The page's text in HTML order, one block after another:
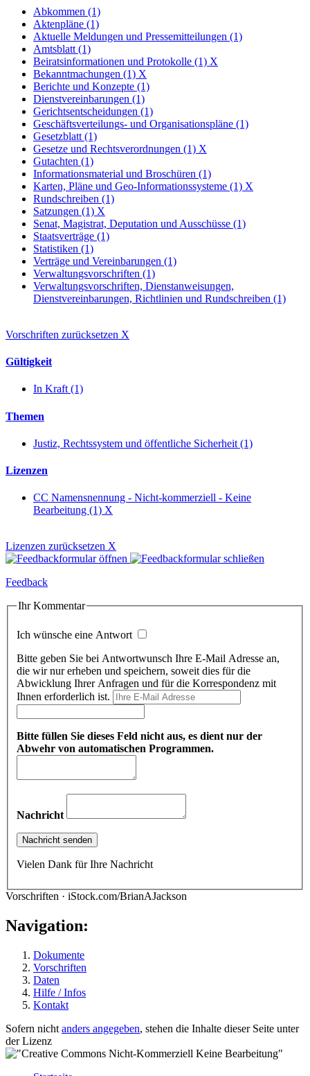
Abkommen (1)
Aktenpläne (1)
Aktuelle Meldungen und Pressemitteilungen (1)
Amtsblatt (1)
Beiratsinformationen und Protokolle (1) X
Bekanntmachungen (1) X
Berichte und Konzepte (1)
Dienstvereinbarungen (1)
Gerichtsentscheidungen (1)
Geschäftsverteilungs- und Organisationspläne (1)
Gesetzblatt (1)
Gesetze und Rechtsverordnungen (1) X
Gutachten (1)
Informationsmaterial und Broschüren (1)
Karten, Pläne und Geo-Informationssysteme (1) X
Rundschreiben (1)
Satzungen (1) X
Senat, Magistrat, Deputation und Ausschüsse (1)
Staatsverträge (1)
Statistiken (1)
Verträge und Vereinbarungen (1)
Verwaltungsvorschriften (1)
Verwaltungsvorschriften, Dienstanweisungen,
Dienstvereinbarungen, Richtlinien und Rundschreiben (1)
Vorschriften zurücksetzen X
Gültigkeit
In Kraft (1)
Themen
Justiz, Rechtssystem und öffentliche Sicherheit (1)
Lizenzen
CC Namensnennung - Nicht-kommerziell - Keine
Bearbeitung (1) X
Lizenzen zurücksetzen X
Feedback
Ihr Kommentar
Ich wünsche eine Antwort
Bitte geben Sie bei Antwortwunsch Ihre E-Mail Adresse an,
die wir nur erheben und speichern, soweit dies für die
Abwicklung Ihrer Anfragen und für die Korrespondenz mit
Ihnen erforderlich ist.
Bitte füllen Sie dieses Feld nicht aus, es dient nur der
Abwehr von automatischen Programmen.
Nachricht
Vielen Dank für Ihre Nachricht
Vorschriften · iStock.com/BrianAJackson
Navigation:
Dokumente
Vorschriften
Daten
Hilfe / Infos
Kontakt
Sofern nicht anders angegeben, stehen die Inhalte dieser Seite unter
der Lizenz